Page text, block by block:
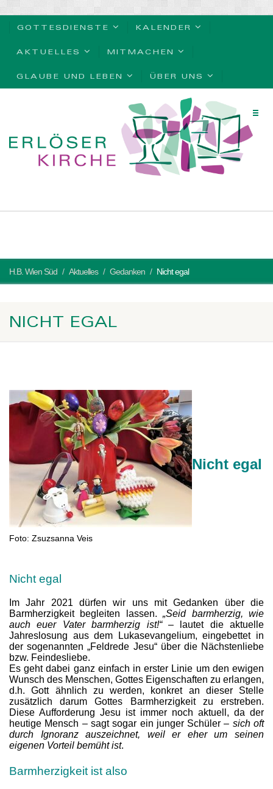
GOTTESDIENSTE KALENDER
AKTUELLES MITMACHEN
GLAUBE UND LEBEN ÜBER UNS
H.B. Wien Süd Aktuelles Gedanken Nicht egal
NICHT EGAL
Foto: Zsuzsanna Veis
Nicht egal
Nicht egal
Im Jahr 2021 dürfen wir uns mit Gedanken über die
Barmherzigkeit begleiten lassen.„Seid barmherzig, wie
auch euer Vater barmherzig ist!“– lautet die aktuelle
Jahreslosung aus dem Lukasevangelium, eingebettet in
der sogenannten „Feldrede Jesu“ über die Nächstenliebe
bzw. Feindesliebe.
Es geht dabei ganz einfach in erster Linie um den ewigen
Wunsch des Menschen, Gottes Eigenschaften zu erlangen,
d.h. Gott ähnlich zu werden, konkret an dieser Stelle
zusätzlich darum Gottes Barmherzigkeit zu erstreben.
Diese Aufforderung Jesu ist immer noch aktuell, da der
heutige Mensch – sagt sogar ein junger Schüler – sich oft
durch Ignoranz auszeichnet, weil er eher um seinen
eigenen Vorteil bemüht ist.
Barmherzigkeit ist also